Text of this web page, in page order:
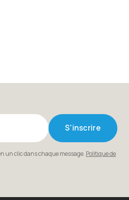
S'inscrire
un clic dans chaque message. Politique de